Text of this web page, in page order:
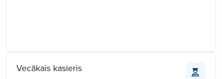
Vecākais kasieris